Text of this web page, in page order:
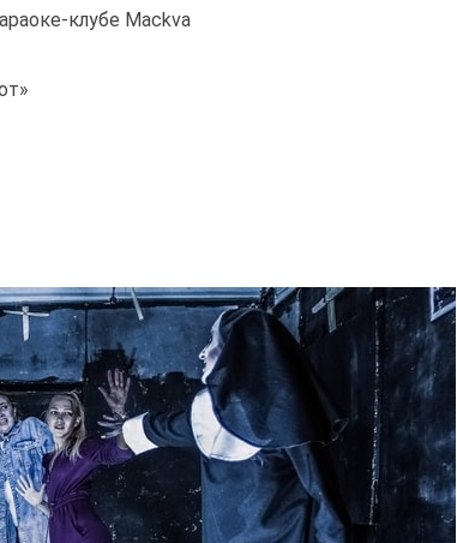
клубе Mackva